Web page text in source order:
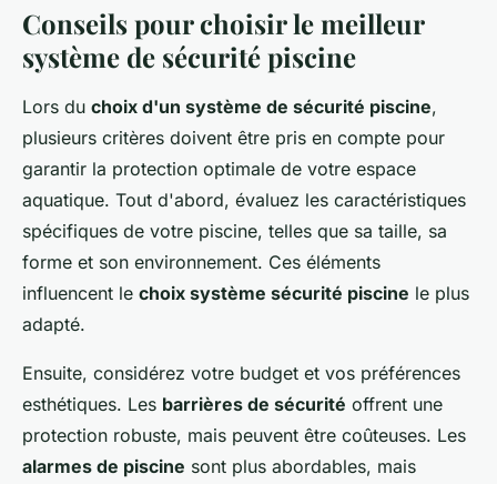
Conseils pour choisir le meilleur
système de sécurité piscine
Lors du choix d'un système de sécurité piscine,
plusieurs critères doivent être pris en compte pour
garantir la protection optimale de votre espace
aquatique. Tout d'abord, évaluez les caractéristiques
spécifiques de votre piscine, telles que sa taille, sa
forme et son environnement. Ces éléments
influencent le choix système sécurité piscine le plus
adapté.
Ensuite, considérez votre budget et vos préférences
esthétiques. Les barrières de sécurité offrent une
protection robuste, mais peuvent être coûteuses. Les
alarmes de piscine sont plus abordables, mais